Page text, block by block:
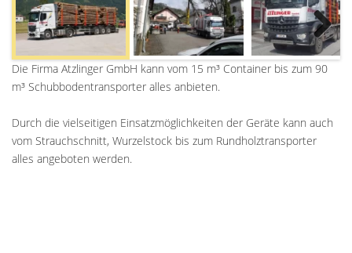
Next
Die Firma Atzlinger GmbH kann vom 15 m³ Container bis zum 90
m³ Schubbodentransporter alles anbieten.
Durch die vielseitigen Einsatzmöglichkeiten der Geräte kann auch
vom Strauchschnitt, Wurzelstock bis zum Rundholztransporter
alles angeboten werden.